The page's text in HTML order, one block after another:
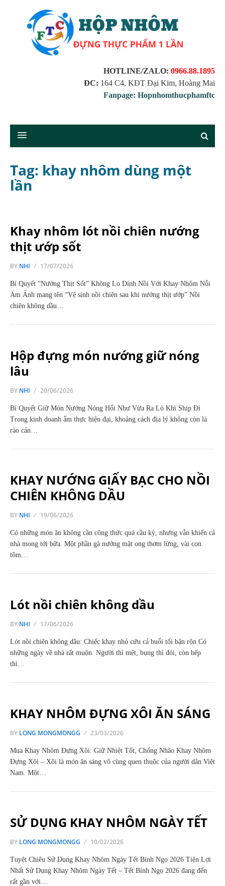
HOTLINE/ZALO: 0966.88.1895
ĐC: 164 C4, KĐT Đại Kim, Hoàng Mai
Fanpage: Hopnhomthucphamftc
Tag: khay nhôm dùng một
lần
Khay nhôm lót nồi chiên nướng
thịt ướp sốt
BY NHI 17/07/2026
Bí Quyết “Nướng Thịt Sốt” Không Lo Dính Nồi Với Khay Nhôm Nỗi
Ám Ảnh mang tên “Vệ sinh nồi chiên sau khi nướng thịt ướp” Nồi
chiên không dầu…
Hộp đựng món nướng giữ nóng
lâu
BY NHI 20/06/2026
Bí Quyết Giữ Món Nướng Nóng Hổi Như Vừa Ra Lò Khi Ship Đi
Trong kinh doanh ẩm thực hiện đại, khoảng cách địa lý không còn là
rào cản…
KHAY NƯỚNG GIẤY BẠC CHO NỒI
CHIÊN KHÔNG DẦU
BY NHI 19/06/2026
Có những món ăn không cần công thức quá cầu kỳ, nhưng vẫn khiến cả
nhà mong tới bữa. Một phần gà nướng mật ong thơm lừng, vài con
tôm…
Lót nồi chiên không dầu
BY NHI 17/06/2026
Lót nồi chiên không dầu: Chiếc khay nhỏ cứu cả buổi tối bận rộn Có
những ngày về nhà rất muộn. Người thì mệt, bụng thì đói, còn bếp
thì…
KHAY NHÔM ĐỰNG XÔI ĂN SÁNG
BY LONG MONGMONGG 23/03/2026
Mua Khay Nhôm Đựng Xôi: Giữ Nhiệt Tốt, Chống Nhão Khay Nhôm
Đựng Xôi – Xôi là món ăn sáng vô cùng quen thuộc của người dân Việt
Nam. Một…
SỬ DỤNG KHAY NHÔM NGÀY TẾT
BY LONG MONGMONGG 10/02/2026
Tuyệt Chiêu Sử Dụng Khay Nhôm Ngày Tết Bính Ngọ 2026 Tiện Lợi
Nhất Sử Dụng Khay Nhôm Ngày Tết – Tết Bính Ngọ 2026 đang đến
rất gần với…